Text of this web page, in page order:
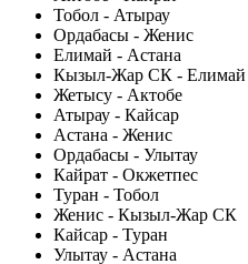
Тобол - Атырау
Ордабасы - Женис
Елимай - Астана
Кызыл-Жар СК - Елимай
Жетысу - Актобе
Атырау - Кайсар
Астана - Женис
Ордабасы - Улытау
Кайрат - Окжетпес
Туран - Тобол
Женис - Кызыл-Жар СК
Кайсар - Туран
Улытау - Астана